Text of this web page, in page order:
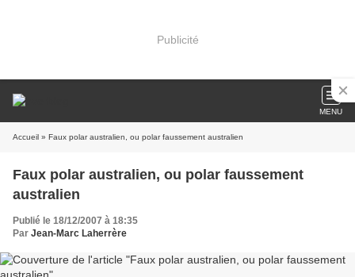
Publicité
MENU
Accueil » Faux polar australien, ou polar faussement australien
Faux polar australien, ou polar faussement
australien
Publié le 18/12/2007 à 18:35
Par Jean-Marc Laherrère